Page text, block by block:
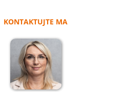
KONTAKTUJTE MA